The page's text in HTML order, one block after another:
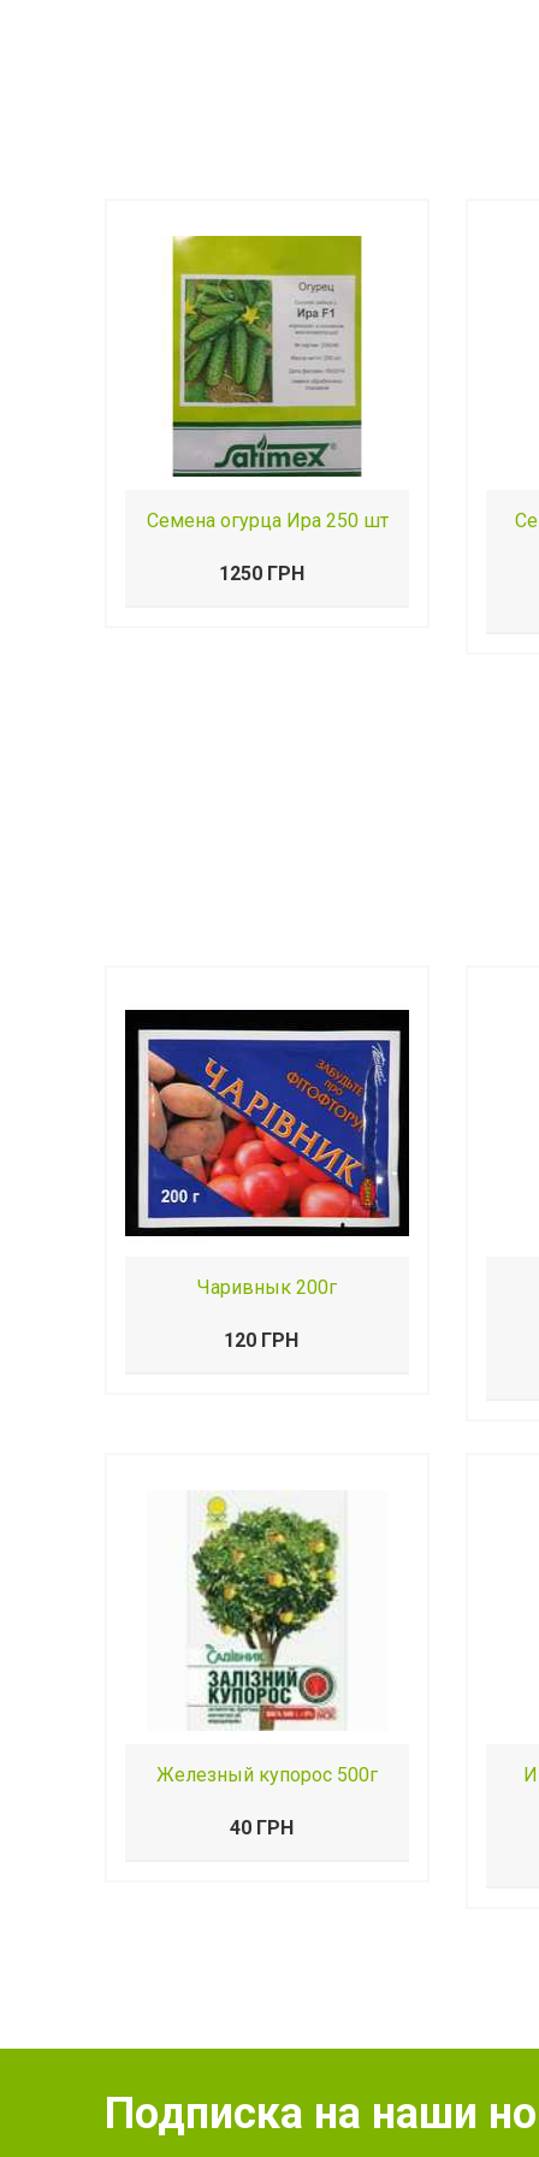
Семена огурца Ира 250 шт
1250 ГРН
Чаривнык 200г
120 ГРН
Железный купорос 500г
40 ГРН
Подписка на наши